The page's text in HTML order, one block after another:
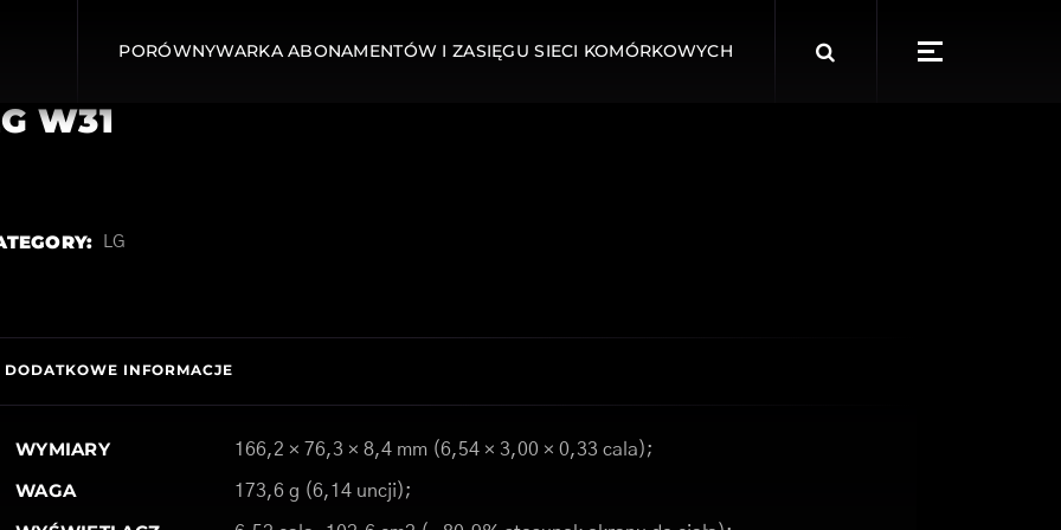
PORÓWNYWARKA ABONAMENTÓW I ZASIĘGU SIECI KOMÓRKOWYCH
for:
W31
LG
DODATKOWE INFORMACJE
WYMIARY 166,2 × 76,3 × 8,4 mm (6,54 × 3,00 × 0,33 cala);
WAGA 173,6 g (6,14 uncji);